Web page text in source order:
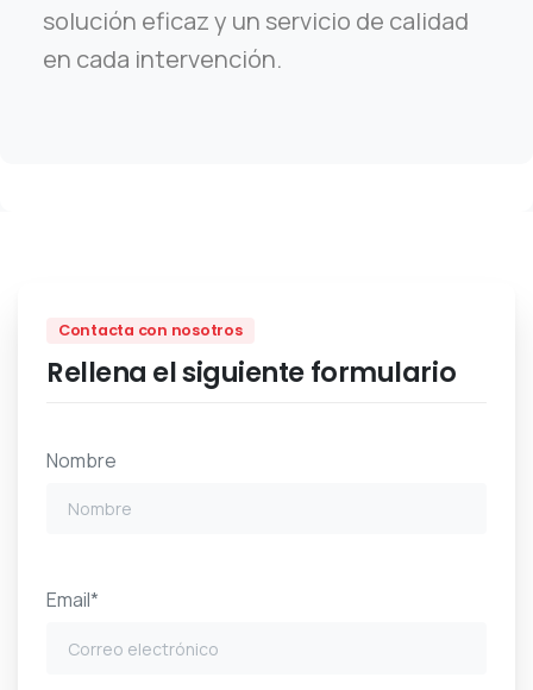
solución eficaz y un servicio de calidad
en cada intervención.
Contacta con nosotros
Rellena el siguiente formulario
Nombre
Email*